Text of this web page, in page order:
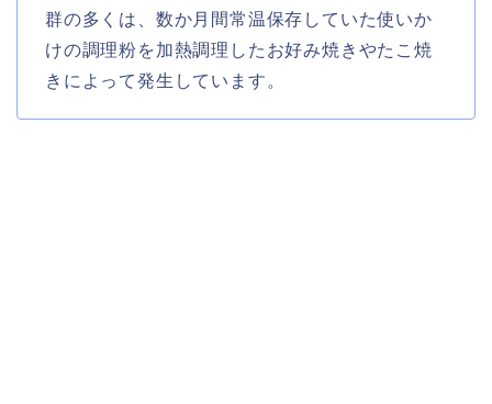
群の多くは、数か月間常温保存していた使いか
けの調理粉を加熱調理したお好み焼きやたこ焼
きによって発生しています。